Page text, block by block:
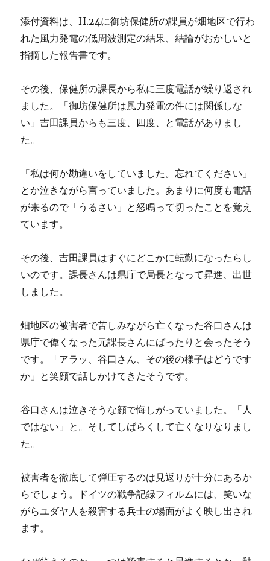
添付資料は、H.24に御坊保健所の課員が畑地区で行わ
れた風力発電の低周波測定の結果、結論がおかしいと
指摘した報告書です。
その後、保健所の課長から私に三度電話が繰り返され
ました。「御坊保健所は風力発電の件には関係しな
い」吉田課員からも三度、四度、と電話がありまし
た。
「私は何か勘違いをしていました。忘れてください」
とか泣きながら言っていました。あまりに何度も電話
が来るので「うるさい」と怒鳴って切ったことを覚え
ています。
その後、吉田課員はすぐにどこかに転勤になったらし
いのです。課長さんは県庁で局長となって昇進、出世
しました。
畑地区の被害者で苦しみながら亡くなった谷口さんは
県庁で偉くなった元課長さんにばったりと会ったそう
です。「アラッ、谷口さん、その後の様子はどうです
か」と笑顔で話しかけてきたそうです。
谷口さんは泣きそうな顔で悔しがっていました。「人
ではない」と。そしてしばらくして亡くなりなりまし
た。
被害者を徹底して弾圧するのは見返りが十分にあるか
らでしょう。ドイツの戦争記録フィルムには、笑いな
がらユダヤ人を殺害する兵士の場面がよく映し出され
ます。